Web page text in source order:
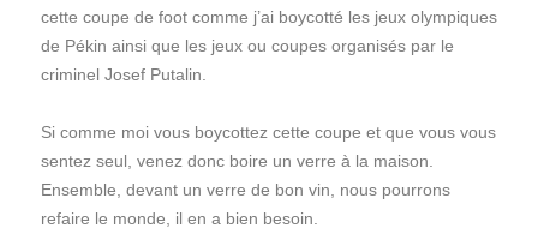
cette coupe de foot comme j’ai boycotté les jeux olympiques
de Pékin ainsi que les jeux ou coupes organisés par le
criminel Josef Putalin.
Si comme moi vous boycottez cette coupe et que vous vous
sentez seul, venez donc boire un verre à la maison.
Ensemble, devant un verre de bon vin, nous pourrons
refaire le monde, il en a bien besoin.